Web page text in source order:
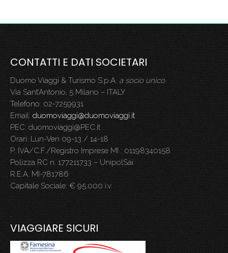
CONTATTI E DATI SOCIETARI
Duomo Viaggi & Turismo S.p.A.a socio unico
Via Sant’Antonio, 5 Milano – ITALY
Telefono: 02-7259931
Email:duomoviaggi@duomoviaggi.it
PEC: duomoviaggi@PEC.it
Orari: Lun-Ven 09-13 / 14-18
P. IVA/C.F./Registro Imprese MI : 01198340158
Polizza RC n. 177211733 – UnipolSai
R.E.A. MI-781786
Capitale Sociale: € 95.000 i.v.
.
VIAGGIARE SICURI